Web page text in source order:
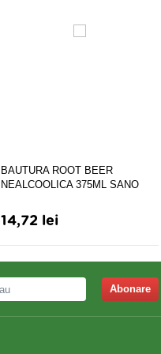
BAUTURA ROOT BEER
NEALCOOLICA 375ML SANO
14,72 lei
Abonare